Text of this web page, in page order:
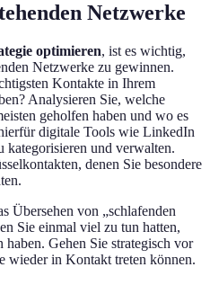
Netzwerke
optimieren, ist es wichtig,
Netzwerke zu gewinnen.
Kontakte in Ihrem
Analysieren Sie, welche
geholfen haben und wo es
digitale Tools wie LinkedIn
und verwalten.
denen Sie besondere
Übersehen von „schlafenden
Sie einmal viel zu tun hatten,
Gehen Sie strategisch vor
wieder in Kontakt treten können.